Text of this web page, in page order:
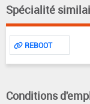
Spécialité
REBOOT
Conditions